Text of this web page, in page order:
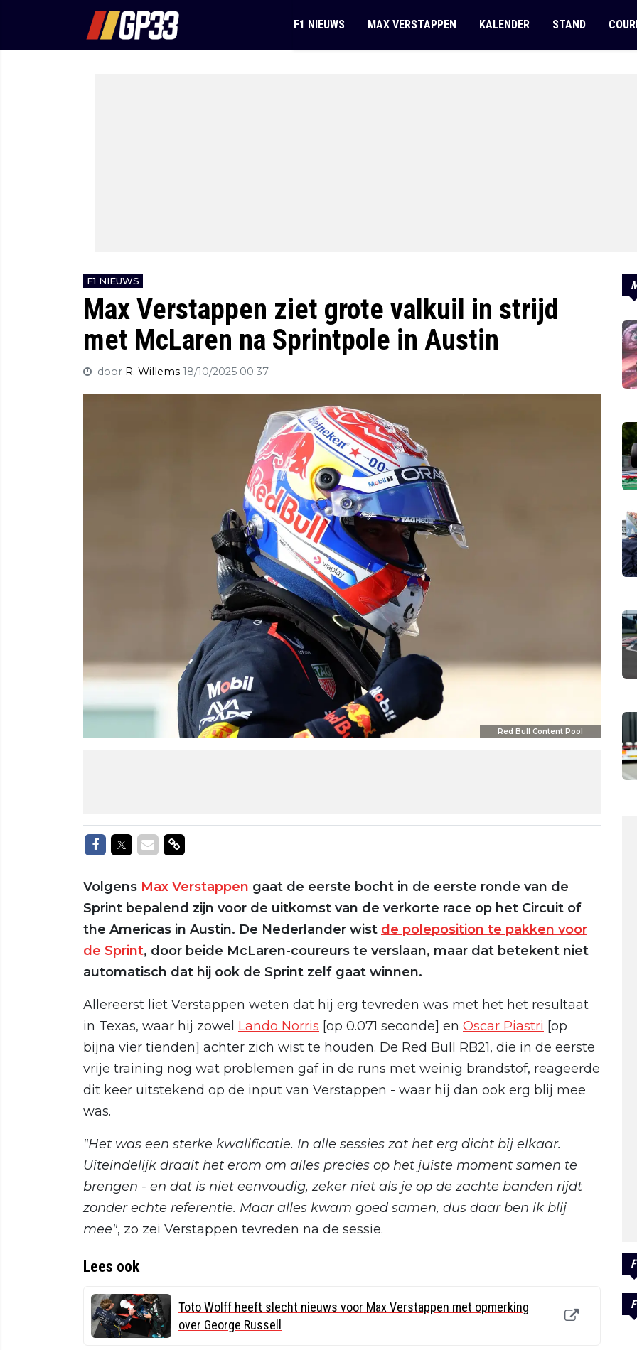
F1 NIEUWS MAX VERSTAPPEN KALENDER STAND
F1 NIEUWS
Max Verstappen ziet grote valkuil in strijd
met McLaren na Sprintpole in Austin
door R. Willems 18/10/2025 00:37
Red Bull Content Pool
Delen op Facebook
Delen op Twitter
Delen via Mail
Delen via link
Volgens Max Verstappen gaat de eerste bocht in de eerste ronde van de
Sprint bepalend zijn voor de uitkomst van de verkorte race op het Circuit of
the Americas in Austin. De Nederlander wist de poleposition te pakken voor
de Sprint, door beide McLaren-coureurs te verslaan, maar dat betekent niet
automatisch dat hij ook de Sprint zelf gaat winnen.
Allereerst liet Verstappen weten dat hij erg tevreden was met het het resultaat
in Texas, waar hij zowel Lando Norris [op 0.071 seconde] en Oscar Piastri [op
bijna vier tienden] achter zich wist te houden. De Red Bull RB21, die in de eerste
vrije training nog wat problemen gaf in de runs met weinig brandstof, reageerde
dit keer uitstekend op de input van Verstappen - waar hij dan ook erg blij mee
was.
"Het was een sterke kwalificatie. In alle sessies zat het erg dicht bij elkaar.
Uiteindelijk draait het erom om alles precies op het juiste moment samen te
brengen - en dat is niet eenvoudig, zeker niet als je op de zachte banden rijdt
zonder echte referentie. Maar alles kwam goed samen, dus daar ben ik blij
mee", zo zei Verstappen tevreden na de sessie.
Lees ook
Toto Wolff heeft slecht nieuws voor Max Verstappen met opmerking
over George Russell